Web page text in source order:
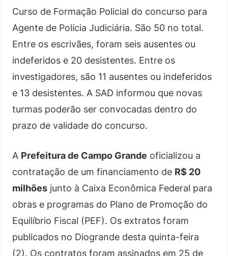
Curso de Formação Policial do concurso para
Agente de Polícia Judiciária. São 50 no total.
Entre os escrivães, foram seis ausentes ou
indeferidos e 20 desistentes. Entre os
investigadores, são 11 ausentes ou indeferidos
e 13 desistentes. A SAD informou que novas
turmas poderão ser convocadas dentro do
prazo de validade do concurso.
A Prefeitura de Campo Grande oficializou a
contratação de um financiamento de R$ 20
milhões junto à Caixa Econômica Federal para
obras e programas do Plano de Promoção do
Equilíbrio Fiscal (PEF). Os extratos foram
publicados no Diogrande desta quinta-feira
(2). Os contratos foram assinados em 25 de